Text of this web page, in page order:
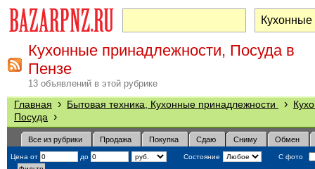
Кухонные принадлежности, Посуда в
Пензе
13 объявлений в этой рубрике
Главная › Бытовая техника, Кухонные принадлежности ›
Посуда ›
Все из рубрики Продажа Покупка Сдаю Сниму Обмен
Цена от до Состояние С фото